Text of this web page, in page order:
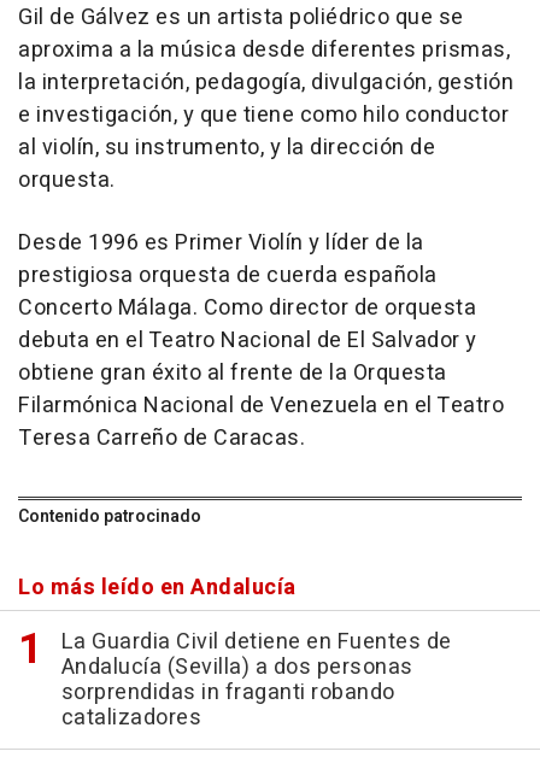
Gil de Gálvez es un artista poliédrico que se
aproxima a la música desde diferentes prismas,
la interpretación, pedagogía, divulgación, gestión
e investigación, y que tiene como hilo conductor
al violín, su instrumento, y la dirección de
orquesta.
Desde 1996 es Primer Violín y líder de la
prestigiosa orquesta de cuerda española
Concerto Málaga. Como director de orquesta
debuta en el Teatro Nacional de El Salvador y
obtiene gran éxito al frente de la Orquesta
Filarmónica Nacional de Venezuela en el Teatro
Teresa Carreño de Caracas.
Contenido patrocinado
Lo más leído en Andalucía
La Guardia Civil detiene en Fuentes de
Andalucía (Sevilla) a dos personas
sorprendidas in fraganti robando
catalizadores